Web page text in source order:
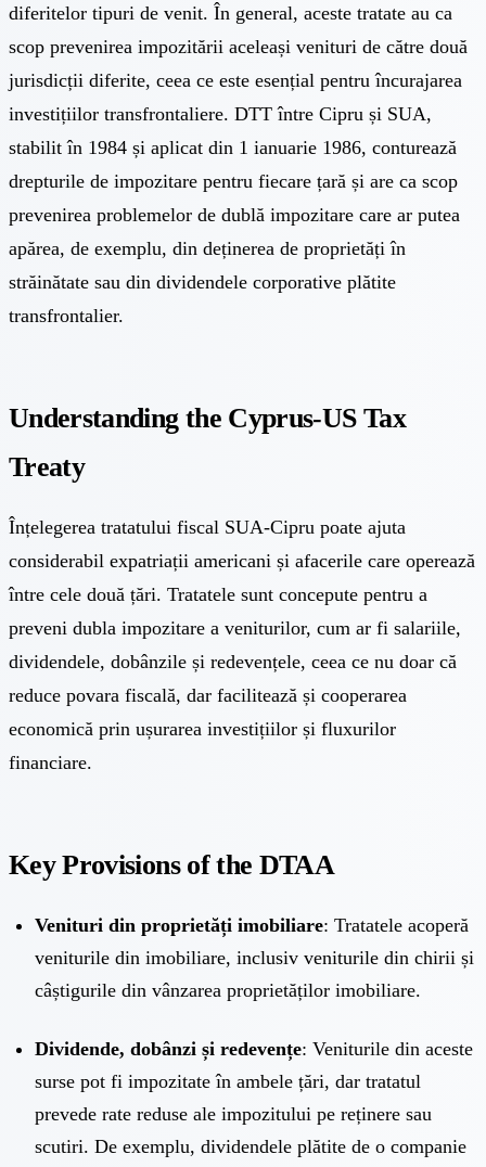
diferitelor tipuri de venit. În general, aceste tratate au ca
scop prevenirea impozitării aceleași venituri de către două
jurisdicții diferite, ceea ce este esențial pentru încurajarea
investițiilor transfrontaliere. DTT între Cipru și SUA,
stabilit în 1984 și aplicat din 1 ianuarie 1986, conturează
drepturile de impozitare pentru fiecare țară și are ca scop
prevenirea problemelor de dublă impozitare care ar putea
apărea, de exemplu, din deținerea de proprietăți în
străinătate sau din dividendele corporative plătite
transfrontalier.
Understanding the Cyprus-US Tax
Treaty
Înțelegerea tratatului fiscal SUA-Cipru poate ajuta
considerabil expatriații americani și afacerile care operează
între cele două țări. Tratatele sunt concepute pentru a
preveni dubla impozitare a veniturilor, cum ar fi salariile,
dividendele, dobânzile și redevențele, ceea ce nu doar că
reduce povara fiscală, dar facilitează și cooperarea
economică prin ușurarea investițiilor și fluxurilor
financiare.
Key Provisions of the DTAA
Venituri din proprietăți imobiliare: Tratatele acoperă
veniturile din imobiliare, inclusiv veniturile din chirii și
câștigurile din vânzarea proprietăților imobiliare.
Dividende, dobânzi și redevențe: Veniturile din aceste
surse pot fi impozitate în ambele țări, dar tratatul
prevede rate reduse ale impozitului pe reținere sau
scutiri. De exemplu, dividendele plătite de o companie